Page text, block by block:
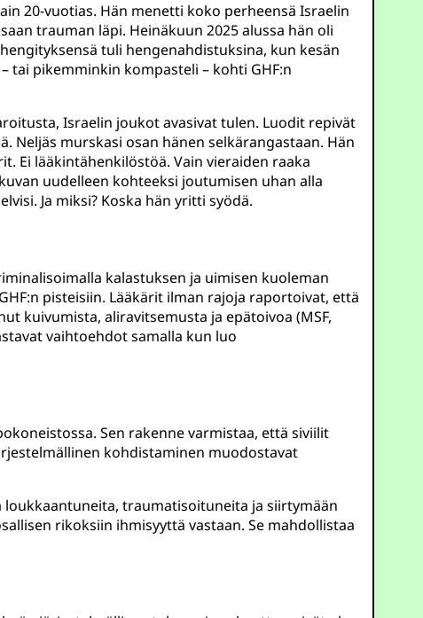
20-vuotias. Hän menetti koko perheensä Israelin
trauman läpi. Heinäkuun 2025 alussa hän oli
tuli hengenahdistuksina, kun kesän
tai pikemminkin kompasteli – kohti GHF:n
Israelin joukot avasivat tulen. Luodit repivät
Neljäs murskasi osan hänen selkärangastaan. Hän
Ei lääkintähenkilöstöä. Vain vieraiden raaka
uudelleen kohteeksi joutumisen uhan alla
Ja miksi? Koska hän yritti syödä.
kalastuksen ja uimisen kuoleman
pisteisiin. Lääkärit ilman rajoja raportoivat, että
kuivumista, aliravitsemusta ja epätoivoa (MSF,
vaihtoehdot samalla kun luo
Sen rakenne varmistaa, että siviilit
kohdistaminen muodostavat
loukkaantuneita, traumatisoituneita ja siirtymään
rikoksiin ihmisyyttä vastaan. Se mahdollistaa